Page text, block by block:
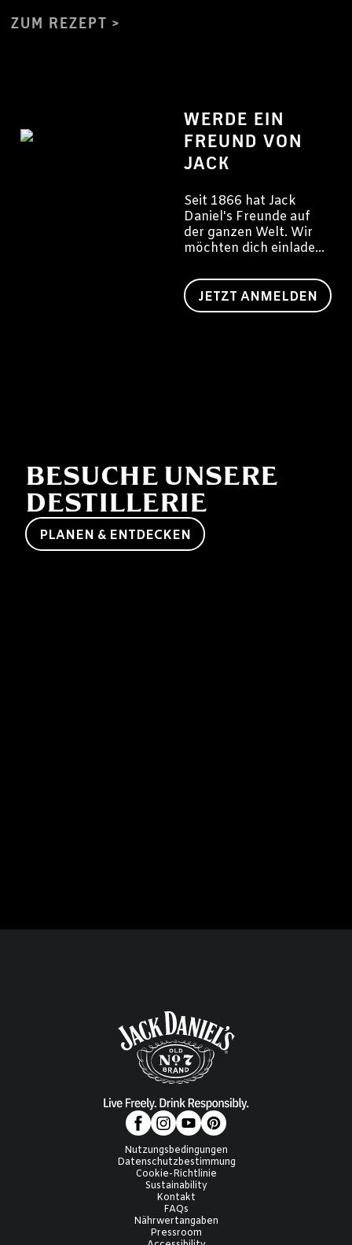
ZUM REZEPT
WERDE EIN
FREUND VON
JACK
Seit 1866 hat Jack
Daniel's Freunde auf
der ganzen Welt. Wir
möchten dich einladen,
Jack zu werden.
JETZT ANMELDEN
BESUCHE UNSERE
DESTILLERIE
PLANEN & ENTDECKEN
Nutzungsbedingungen
Datenschutzbestimmung
Cookie-Richtlinie
Sustainability
Kontakt
FAQs
Nährwertangaben
Pressroom